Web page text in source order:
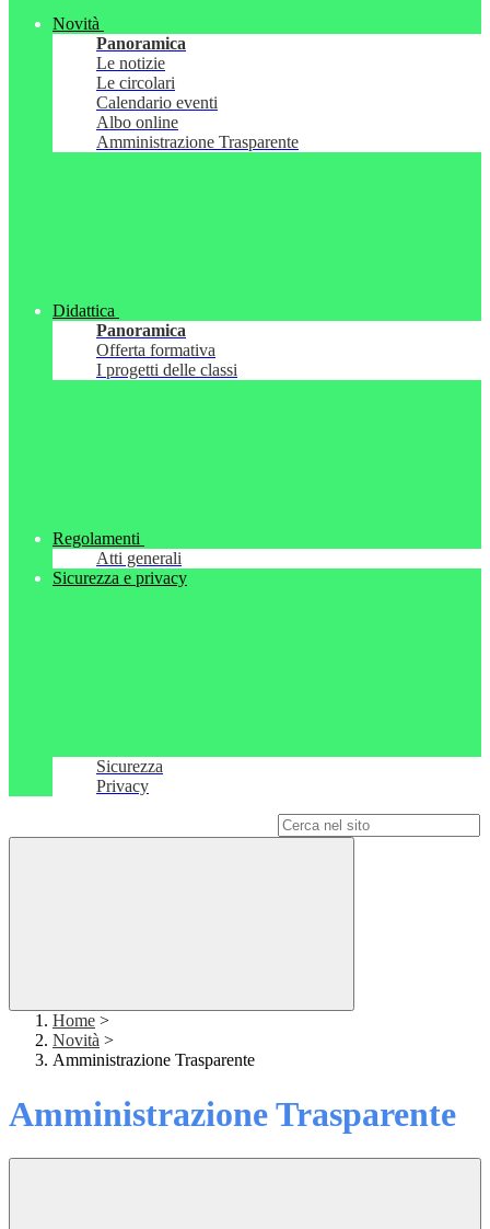
Novità
Panoramica
Le notizie
Le circolari
Calendario eventi
Albo online
Amministrazione Trasparente
Didattica
Panoramica
Offerta formativa
I progetti delle classi
Regolamenti
Atti generali
Sicurezza e privacy
Sicurezza
Privacy
Home >
Novità >
Amministrazione Trasparente
Amministrazione Trasparente